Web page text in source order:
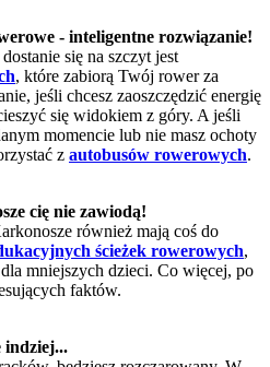
- inteligentne rozwiązanie!
się na szczyt jest
, które zabiorą Twój rower za
jeśli chcesz zaoszczędzić energię
się widokiem z góry. A jeśli
momencie lub nie masz ochoty
z autobusów rowerowych.
cię nie zawiodą!
również mają coś do
ścieżek rowerowych,
mniejszych dzieci. Co więcej, po
faktów.
indziej...